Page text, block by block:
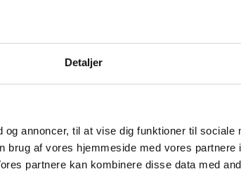
Detaljer
annoncer, til at vise dig funktioner til sociale
brug af vores hjemmeside med vores partnere
partnere kan kombinere disse data med
Ledelse og medarbejdere
Whistleblower